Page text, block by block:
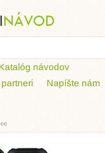
návodov
Napíšte nám